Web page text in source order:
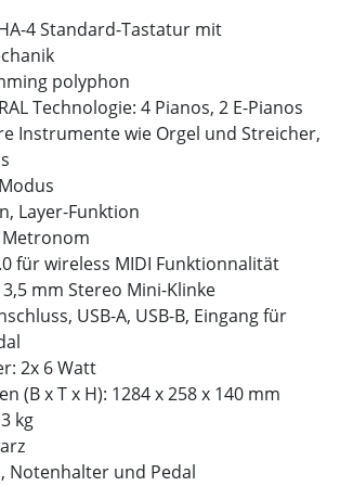
4 Standard-Tastatur mit
polyphon
Technologie: 4 Pianos, 2 E-Pianos
Instrumente wie Orgel und Streicher,
Layer-Funktion
für wireless MIDI Funktionnalität
mm Stereo Mini-Klinke
USB-A, USB-B, Eingang für
2x 6 Watt
(B x T x H): 1284 x 258 x 140 mm
kg
Notenhalter und Pedal